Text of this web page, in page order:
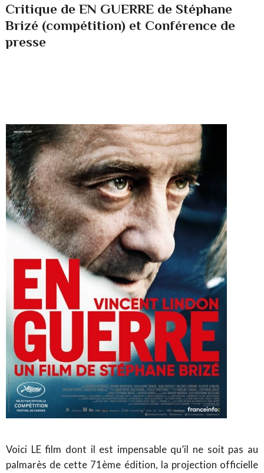
Critique de EN GUERRE de Stéphane
Brizé (compétition) et Conférence de
presse
Voici LE film dont il est impensable qu’il ne soit pas au
palmarès de cette 71ème édition, la projection officielle